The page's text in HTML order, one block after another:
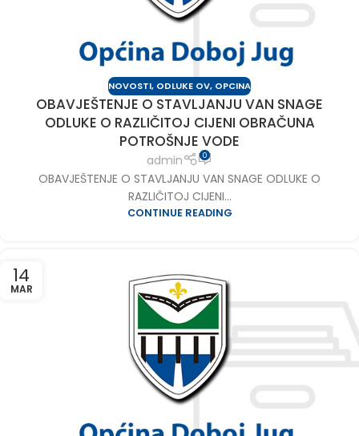
NOVOSTI, ODLUKE OV, OPCINA
OBAVJEŠTENJE O STAVLJANJU VAN SNAGE
ODLUKE O RAZLIČITOJ CIJENI OBRAČUNA
POTROŠNJE VODE
admin 0
OBAVJEŠTENJE O STAVLJANJU VAN SNAGE ODLUKE O
RAZLIČITOJ CIJENI...
CONTINUE READING
14
MAR